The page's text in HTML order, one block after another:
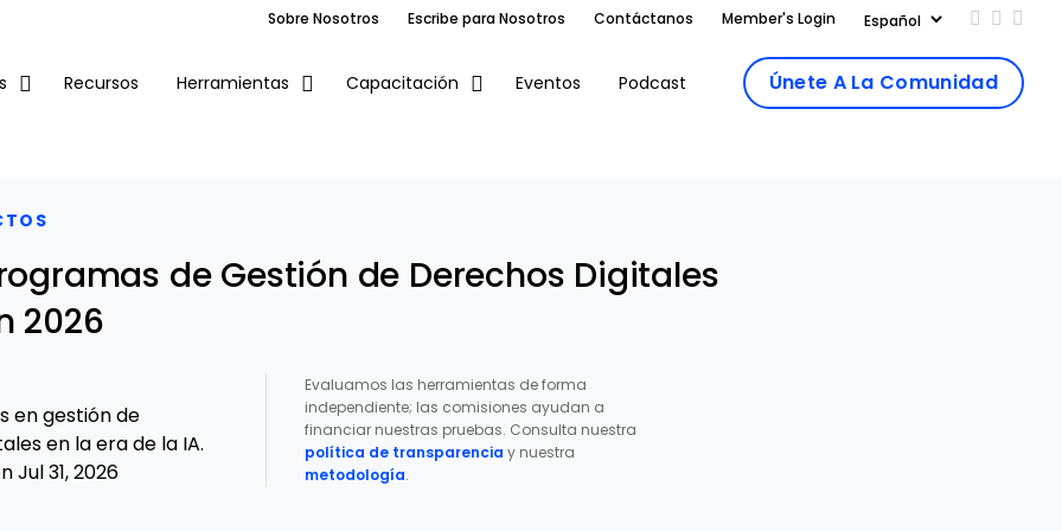
Sobre Nosotros Escribe para Nosotros Contáctanos Member's Login Add us
Follow
Recursos Herramientas Capacitación Eventos Podcast Únete A La Comunidad
de Gestión de Derechos Digitales
2026
en gestión de
en la era de la IA.
Jul 31, 2026
Evaluamos las herramientas de forma
independiente; las comisiones ayudan a
financiar nuestras pruebas. Consulta nuestra
política de transparencia y nuestra
metodología